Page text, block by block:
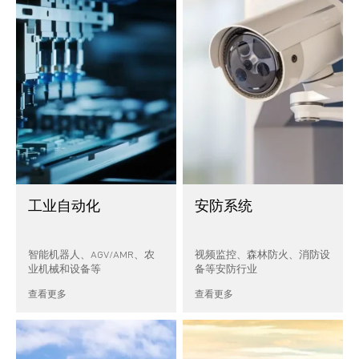
工业自动化
智能机器人、AGV/AMR、农
业机械和设备等
查看更多
安防系统
视频监控、森林防火、消防设
备等安防行业
查看更多